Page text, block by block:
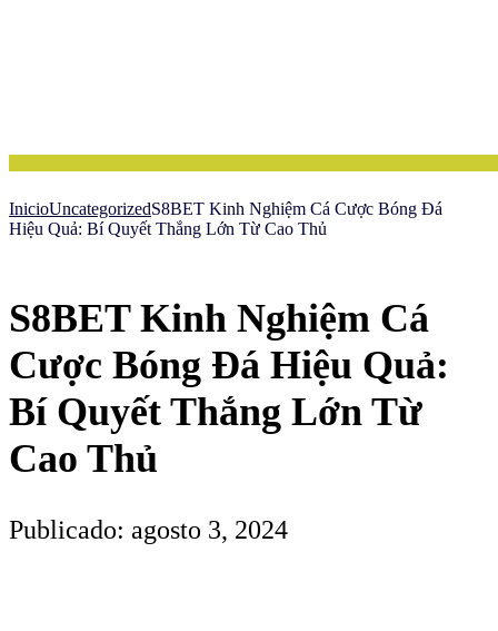
InicioUncategorizedS8BET Kinh Nghiệm Cá Cược Bóng Đá
Hiệu Quả: Bí Quyết Thắng Lớn Từ Cao Thủ
S8BET Kinh Nghiệm Cá
Cược Bóng Đá Hiệu Quả:
Bí Quyết Thắng Lớn Từ
Cao Thủ
Publicado: agosto 3, 2024